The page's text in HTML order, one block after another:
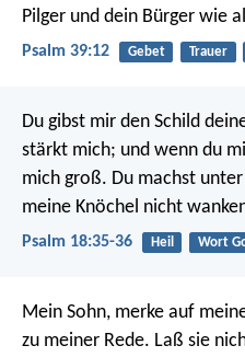
Pilger und dein Bürger wie
Psalm 39:12 Gebet Trauer
Du gibst mir den Schild
stärkt mich; und wenn du
mich groß. Du machst
meine Knöchel nicht
Psalm 18:35-36 Heil Wort
Mein Sohn, merke auf
zu meiner Rede. Laß sie